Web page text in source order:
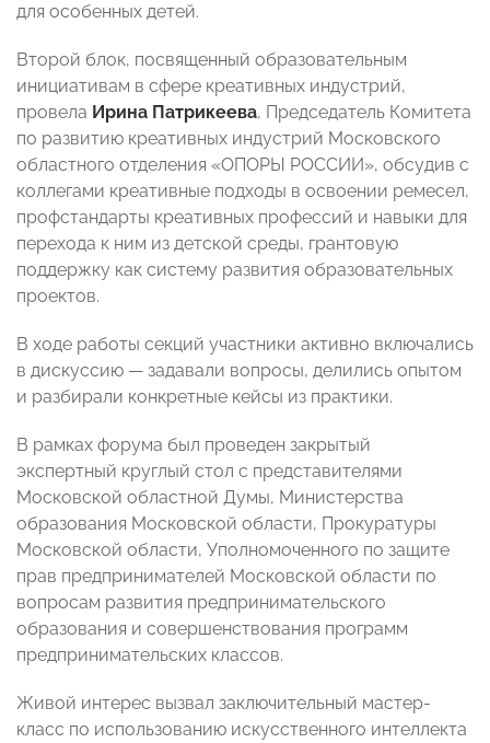
для особенных детей.
Второй блок, посвященный образовательным
инициативам в сфере креативных индустрий,
провела Ирина Патрикеева, Председатель Комитета
по развитию креативных индустрий Московского
областного отделения «ОПОРЫ РОССИИ», обсудив с
коллегами креативные подходы в освоении ремесел,
профстандарты креативных профессий и навыки для
перехода к ним из детской среды, грантовую
поддержку как систему развития образовательных
проектов.
В ходе работы секций участники активно включались
в дискуссию — задавали вопросы, делились опытом
и разбирали конкретные кейсы из практики.
В рамках форума был проведен закрытый
экспертный круглый стол с представителями
Московской областной Думы, Министерства
образования Московской области, Прокуратуры
Московской области, Уполномоченного по защите
прав предпринимателей Московской области по
вопросам развития предпринимательского
образования и совершенствования программ
предпринимательских классов.
Живой интерес вызвал заключительный мастер-
класс по использованию искусственного интеллекта